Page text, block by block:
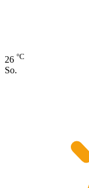
26 °C
So.